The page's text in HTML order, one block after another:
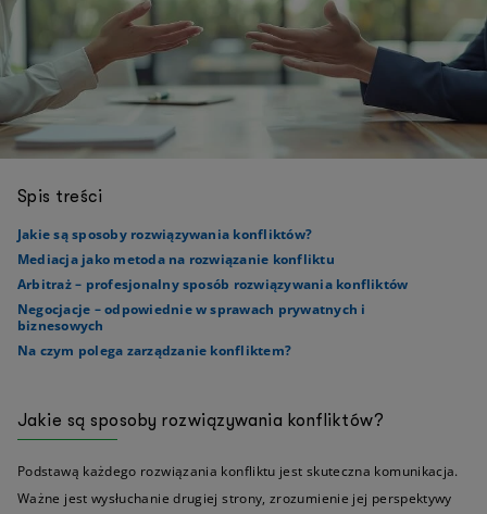
Spis treści
Jakie są sposoby rozwiązywania konfliktów?
Mediacja jako metoda na rozwiązanie konfliktu
Arbitraż – profesjonalny sposób rozwiązywania konfliktów
Negocjacje – odpowiednie w sprawach prywatnych i
biznesowych
Na czym polega zarządzanie konfliktem?
Jakie są sposoby rozwiązywania konfliktów?
Podstawą każdego rozwiązania konfliktu jest skuteczna komunikacja.
Ważne jest wysłuchanie drugiej strony, zrozumienie jej perspektywy